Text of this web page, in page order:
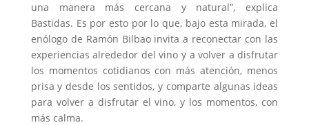
una manera más cercana y natural”, explica
Bastidas. Es por esto por lo que, bajo esta mirada, el
enólogo de Ramón Bilbao invita a reconectar con las
experiencias alrededor del vino y a volver a disfrutar
los momentos cotidianos con más atención, menos
prisa y desde los sentidos, y comparte algunas ideas
para volver a disfrutar el vino, y los momentos, con
más calma.